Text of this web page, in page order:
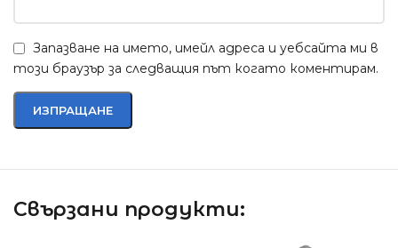
Запазване на името, имейл адреса и уебсайта ми в
този браузър за следващия път когато коментирам.
Свързани продукти: